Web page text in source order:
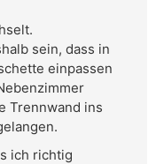
sein, dass in
einpassen
Trennwand ins
ich richtig